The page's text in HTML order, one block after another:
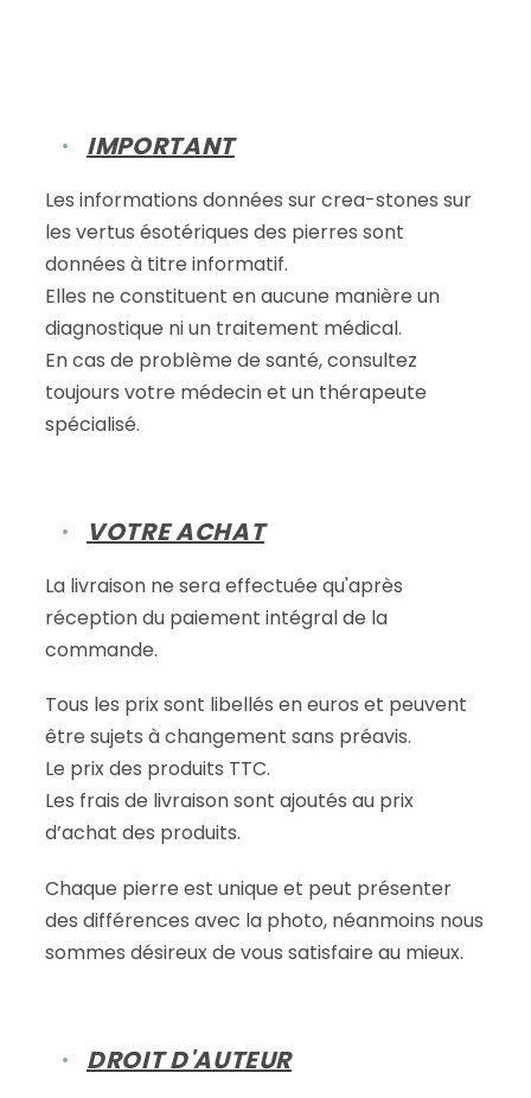
IMPORTANT
Les informations données sur crea-stones sur
les vertus ésotériques des pierres sont
données à titre informatif.
Elles ne constituent en aucune manière un
diagnostique ni un traitement médical.
En cas de problème de santé, consultez
toujours votre médecin et un thérapeute
spécialisé.
VOTRE ACHAT
La livraison ne sera effectuée qu'après
réception du paiement intégral de la
commande.
Tous les prix sont libellés en euros et peuvent
être sujets à changement sans préavis.
Le prix des produits TTC.
Les frais de livraison sont ajoutés au prix
d’achat des produits.
Chaque pierre est unique et peut présenter
des différences avec la photo, néanmoins nous
sommes désireux de vous satisfaire au mieux.
DROIT D'AUTEUR